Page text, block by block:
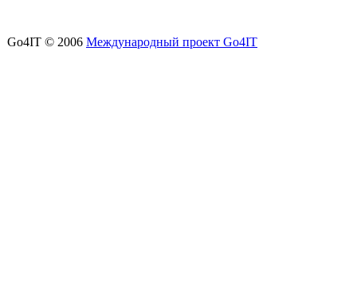
Go4IT © 2006 Международный проект Go4IT